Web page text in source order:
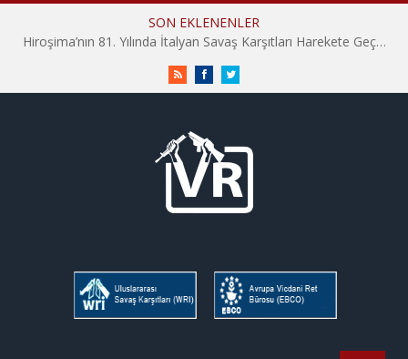
SON EKLENENLER
Hiroşima’nın 81. Yılında İtalyan Savaş Karşıtları Harekete Geçti: “Hatırlamak yeterli değil”
RSS FacebookTwitter